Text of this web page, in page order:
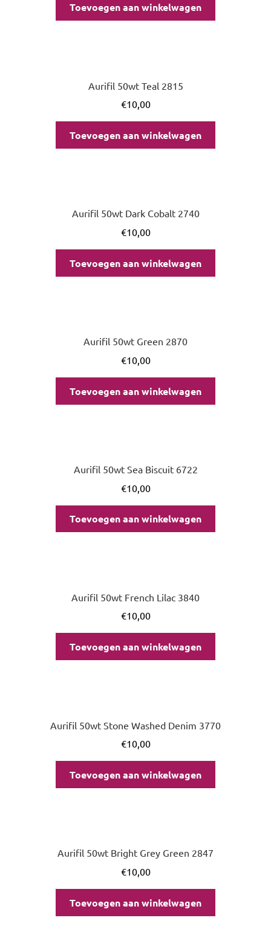
Toevoegen aan winkelwagen
Aurifil 50wt Teal 2815
€10,00
Toevoegen aan winkelwagen
Aurifil 50wt Dark Cobalt 2740
€10,00
Toevoegen aan winkelwagen
Aurifil 50wt Green 2870
€10,00
Toevoegen aan winkelwagen
Aurifil 50wt Sea Biscuit 6722
€10,00
Toevoegen aan winkelwagen
Aurifil 50wt French Lilac 3840
€10,00
Toevoegen aan winkelwagen
Aurifil 50wt Stone Washed Denim 3770
€10,00
Toevoegen aan winkelwagen
Aurifil 50wt Bright Grey Green 2847
€10,00
Toevoegen aan winkelwagen